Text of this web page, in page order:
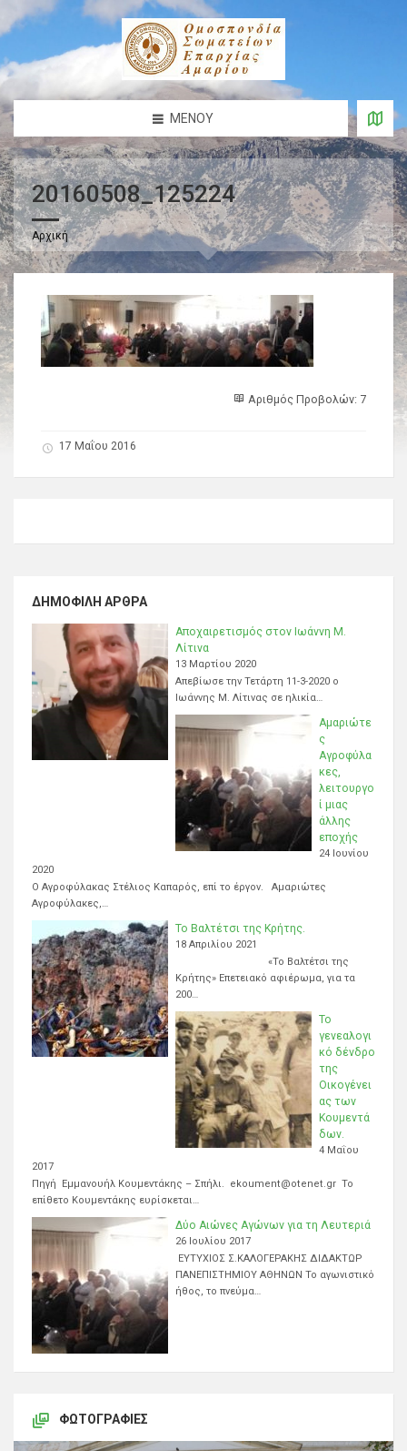
ΜΕΝΟΎ
20160508_125224
Αρχική
Αριθμός Προβολών: 7
17 Μαΐου 2016
ΔΗΜΟΦΙΛΉ ΆΡΘΡΑ
Αποχαιρετισμός στον Ιωάννη Μ.
Λίτινα
13 Μαρτίου 2020
Απεβίωσε την Τετάρτη 11-3-2020 ο
Ιωάννης Μ. Λίτινας σε ηλικία…
Αμαριώτε
ς
Αγροφύλα
κες,
λειτουργο
ί μιας
άλλης
εποχής
24 Ιουνίου
2020
Ο Αγροφύλακας Στέλιος Καπαρός, επί το έργον. Αμαριώτες
Αγροφύλακες,…
Το Βαλτέτσι της Κρήτης.
18 Απριλίου 2021
«Το Βαλτέτσι της
Κρήτης» Επετειακό αφιέρωμα, για τα
200…
Το
γενεαλογι
κό δένδρο
της
Οικογένει
ας των
Κουμεντά
δων.
4 Μαΐου
2017
Πηγή Εμμανουήλ Κουμεντάκης – Σπήλι. ekoument@otenet.gr Το
επίθετο Κουμεντάκης ευρίσκεται…
Δύο Αιώνες Αγώνων για τη Λευτεριά
26 Ιουλίου 2017
ΕΥΤΥΧΙΟΣ Σ.ΚΑΛΟΓΕΡΑΚΗΣ ΔΙΔΑΚΤΩΡ
ΠΑΝΕΠΙΣΤΗΜΙΟΥ ΑΘΗΝΩΝ Το αγωνιστικό
ήθος, το πνεύμα…
ΦΩΤΟΓΡΑΦΊΕΣ